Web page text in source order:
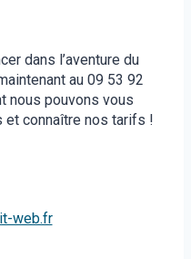
dans l’aventure du
au 09 53 92
nous pouvons vous
connaître nos tarifs !
web.fr